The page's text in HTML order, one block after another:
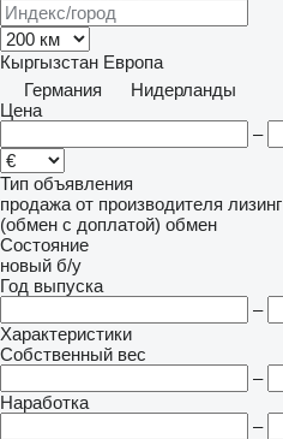
Кыргызстан Европа
Германия
Нидерланды
Цена
–
Тип объявления
продажа от производителя лизинг
(обмен с доплатой) обмен
Состояние
новый б/у
Год выпуска
–
Характеристики
Собственный вес
–
Наработка
–